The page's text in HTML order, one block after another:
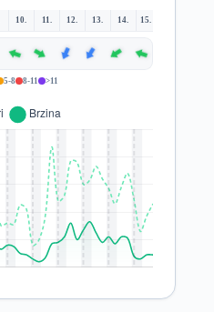
10. 11. 12. 13. 14. 15.